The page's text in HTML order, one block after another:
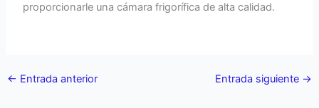
proporcionarle una cámara frigorífica de alta calidad.
← Entrada anterior Entrada siguiente →